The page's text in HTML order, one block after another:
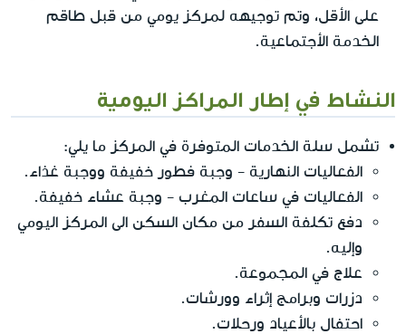
على الأقل، وتم توجيهه لمركز يومي من قبل طاقم
الخدمة الأجتماعية.
النشاط في إطار المراكز اليومية
تشمل سلة الخدمات المتوفرة في المركز ما يلي:
الفعاليات النهارية - وجبة فطور خفيفة ووجبة غذاء.
الفعاليات في ساعات المغرب - وجبة عشاء خفيفة.
دفع تكلفة السفر من مكان السكن الى المركز اليومي
وإليه.
علاج في المجموعة.
دزرات وبرامج إثراء وورشات.
احتفال بالأعياد ورحلات.